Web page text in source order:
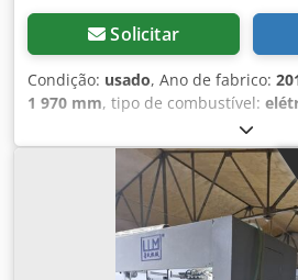
Solicitar
Condição: usado, Ano de fabrico:
1 970 mm, tipo de combustível:
transmissão Tração: rodas Pesos
Funcional Capacidade de elevação:
trabalho: 1.180 cm Dimensões da
x 138 cm Certificação CE: sim
Condição técnica: média Condição
informações Condições de entrega:
CN Mais informações Entre em